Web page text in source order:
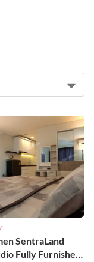
SentraLand
Fully Furnished